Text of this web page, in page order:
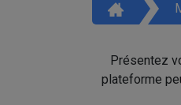
Présentez
plateforme